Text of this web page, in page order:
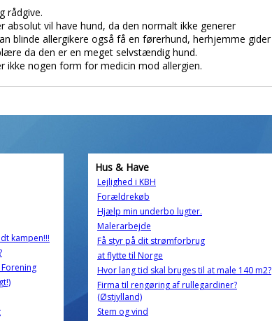
rådgive.
absolut vil have hund, da den normalt ikke generer
blinde allergikere også få en førerhund, herhjemme gider
da den er en meget selvstændig hund.
ikke nogen form for medicin mod allergien.
kampen!!!
Hus & Have
Lejlighed i KBH
Forældrekøb
Hjælp min underbo lugter.
Malerarbejde
Få styr på dit strømforbrug
at flytte til Norge
Hvor lang tid skal bruges til at male 140 m2?
Firma til rengøring af rullegardiner?
(Østjylland)
Stem og vind